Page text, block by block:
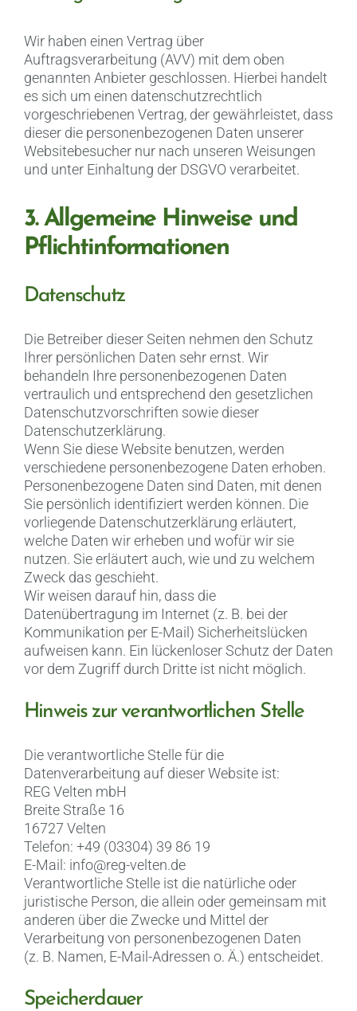
Wir haben einen Vertrag über
Auftragsverarbeitung (AVV) mit dem oben
genannten Anbieter geschlossen. Hierbei handelt
es sich um einen datenschutzrechtlich
vorgeschriebenen Vertrag, der gewährleistet, dass
dieser die personenbezogenen Daten unserer
Websitebesucher nur nach unseren Weisungen
und unter Einhaltung der DSGVO verarbeitet.
3. Allgemeine Hinweise und
Pflicht­informationen
Datenschutz
Die Betreiber dieser Seiten nehmen den Schutz
Ihrer persönlichen Daten sehr ernst. Wir
behandeln Ihre personenbezogenen Daten
vertraulich und entsprechend den gesetzlichen
Datenschutzvorschriften sowie dieser
Datenschutzerklärung.
Wenn Sie diese Website benutzen, werden
verschiedene personenbezogene Daten erhoben.
Personenbezogene Daten sind Daten, mit denen
Sie persönlich identifiziert werden können. Die
vorliegende Datenschutzerklärung erläutert,
welche Daten wir erheben und wofür wir sie
nutzen. Sie erläutert auch, wie und zu welchem
Zweck das geschieht.
Wir weisen darauf hin, dass die
Datenübertragung im Internet (z. B. bei der
Kommunikation per E-Mail) Sicherheitslücken
aufweisen kann. Ein lückenloser Schutz der Daten
vor dem Zugriff durch Dritte ist nicht möglich.
Hinweis zur verantwortlichen Stelle
Die verantwortliche Stelle für die
Datenverarbeitung auf dieser Website ist:
REG Velten mbH
Breite Straße 16
16727 Velten
Telefon: +49 (03304) 39 86 19
E-Mail: info@reg-velten.de
Verantwortliche Stelle ist die natürliche oder
juristische Person, die allein oder gemeinsam mit
anderen über die Zwecke und Mittel der
Verarbeitung von personenbezogenen Daten
(z. B. Namen, E-Mail-Adressen o. Ä.) entscheidet.
Speicherdauer